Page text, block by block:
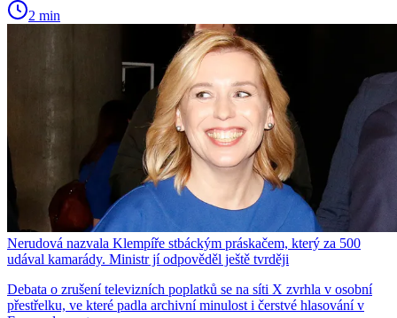
2 min
Nerudová nazvala Klempíře stbáckým práskačem, který za 500
udával kamarády. Ministr jí odpověděl ještě tvrději
Debata o zrušení televizních poplatků se na síti X zvrhla v osobní
přestřelku, ve které padla archivní minulost i čerstvé hlasování v